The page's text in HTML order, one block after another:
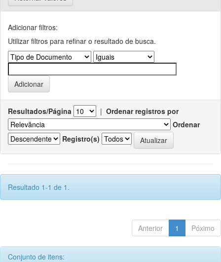
Adicionar filtros:
Utilizar filtros para refinar o resultado de busca.
Resultados/Página | Ordenar registros por
Ordenar
Registro(s)
Resultado 1-1 de 1.
Anterior 1 Póximo
Conjunto de itens: